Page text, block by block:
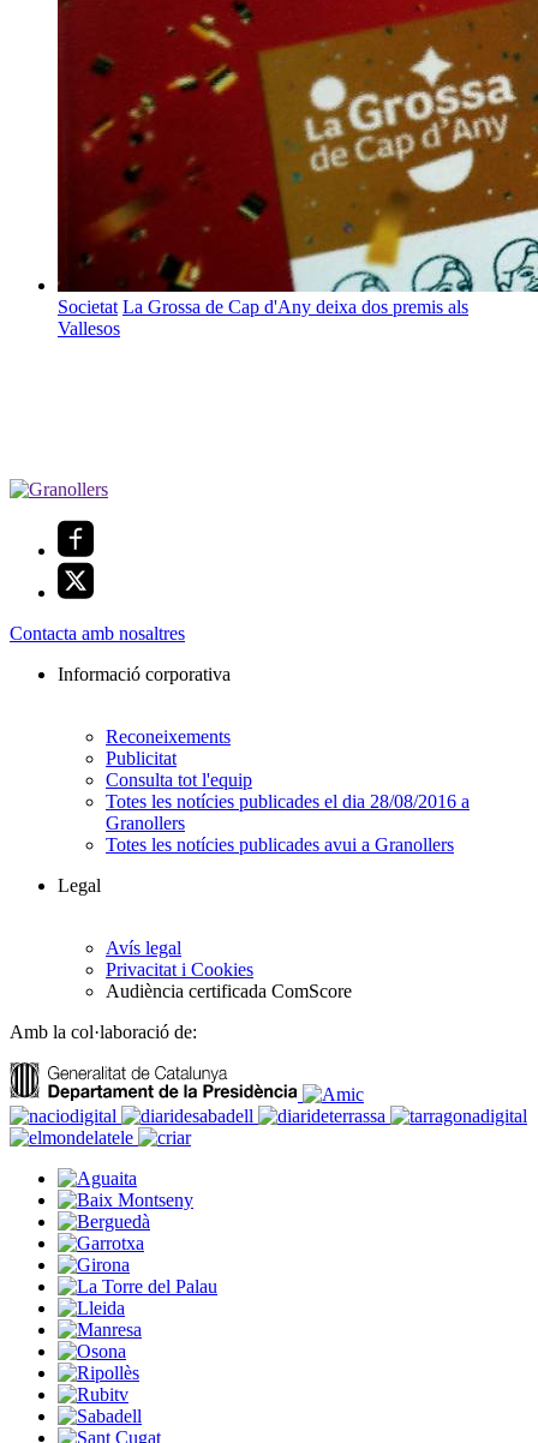
Societat La Grossa de Cap d'Any deixa dos premis als
Vallesos
Contacta amb nosaltres
Informació corporativa
Reconeixements
Publicitat
Consulta tot l'equip
Totes les notícies publicades el dia 28/08/2016 a
Granollers
Totes les notícies publicades avui a Granollers
Legal
Avís legal
Privacitat i Cookies
Audiència certificada ComScore
Amb la col·laboració de: